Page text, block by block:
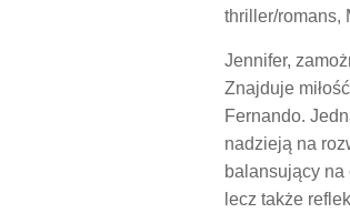
thriller/romans,
Jennifer,
Znajduje
Fernando.
nadzieją na
balansujący na
lecz także